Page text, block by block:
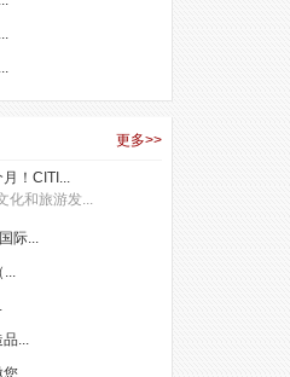
更多>>
！CITI...
化和旅游发...
际...
...
...
...